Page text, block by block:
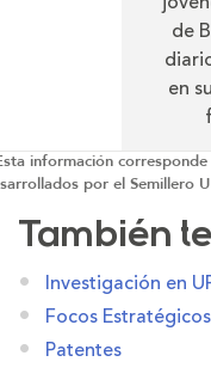
de
en
información
por el Semillero
También
Investigación en
Focos Estratégicos
Patentes